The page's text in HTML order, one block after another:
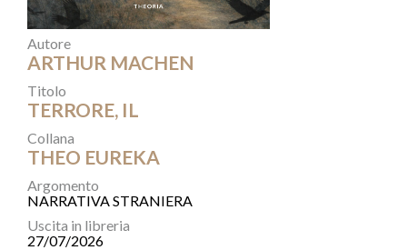
Autore
ARTHUR MACHEN
Titolo
TERRORE, IL
Collana
THEO EUREKA
Argomento
NARRATIVA STRANIERA
Uscita in libreria
27/07/2026